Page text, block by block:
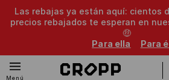
Las rebajas ya están aquí: cientos
precios rebajados te esperan en
🤑
Para ella
Para
Menú